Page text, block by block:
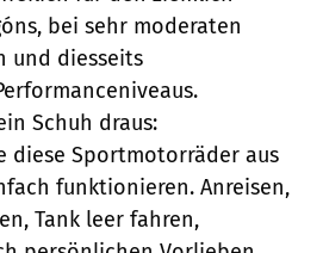
bei sehr moderaten
und diesseits
Schuh draus:
diese Sportmotorräder aus
funktionieren. Anreisen,
Tank leer fahren,